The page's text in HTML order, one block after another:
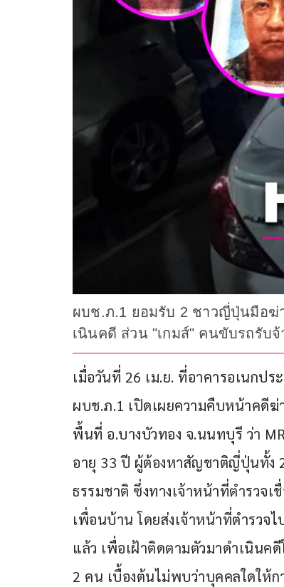
ผบช.ภ.1 ยอมรับ 2 ชาวญี่ปุ่นมือฆ่
เนินคดี ส่วน "เกมส์" คนขับรถรับ
เมื่อวันที่ 26 เม.ย. ที่อาคารอเนกป
ผบช.ภ.1 เปิดเผยความคืบหน้าคดีฆ่
พื้นที่ อ.บางบัวทอง จ.นนทบุรี ว่า
อายุ 33 ปี ผู้ต้องหาสัญชาติญี่ปุ่นทั้ง
ธรรมชาติ ซึ่งทางเจ้าหน้าที่ตํารวจ
เพื่อนบ้าน โดยส่งเจ้าหน้าที่ตํารวจ
แล้ว เพื่อเฝ้าติดตามตัวมาดําเนิน
2 คน เบื้องต้นไม่พบว่าบุคคลใดให้